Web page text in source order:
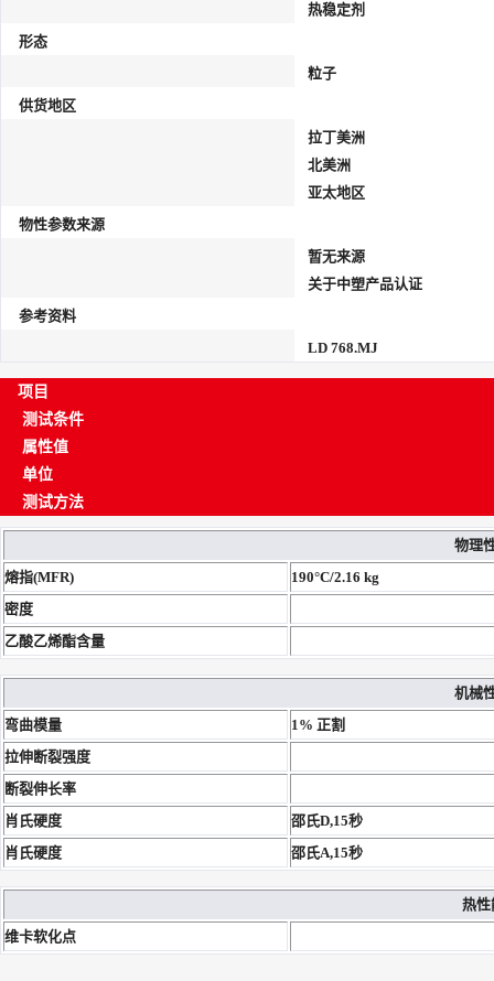
热稳定剂
形态
粒子
供货地区
拉丁美洲
北美洲
亚太地区
物性参数来源
暂无来源
关于中塑产品认证
参考资料
LD 768.MJ
项目
测试条件
属性值
单位
测试方法
物理
熔指(MFR)
190°C/2.16 kg
密度
乙酸乙烯酯含量
机械
弯曲模量
1% 正割
拉伸断裂强度
断裂伸长率
肖氏硬度
邵氏D,15秒
肖氏硬度
邵氏A,15秒
热性
维卡软化点